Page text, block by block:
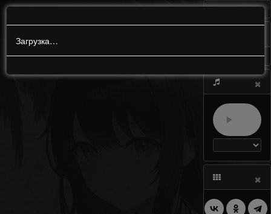
Загрузка…
МЕНЮ
×
×